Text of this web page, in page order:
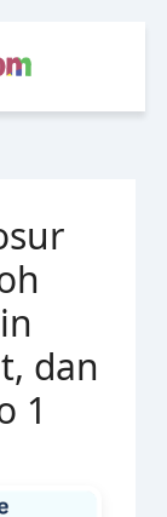
dan
1